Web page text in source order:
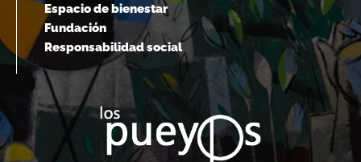
Espacio de bienestar
Fundación
Responsabilidad social